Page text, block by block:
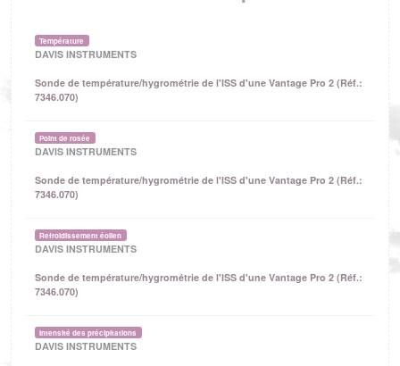
Température
DAVIS INSTRUMENTS
Sonde de température/hygrométrie de l'ISS d'une Vantage Pro 2 (Réf.:
7346.070)
Point de rosée
DAVIS INSTRUMENTS
Sonde de température/hygrométrie de l'ISS d'une Vantage Pro 2 (Réf.:
7346.070)
Refroidissement éolien
DAVIS INSTRUMENTS
Sonde de température/hygrométrie de l'ISS d'une Vantage Pro 2 (Réf.:
7346.070)
Intensité des précipitations
DAVIS INSTRUMENTS